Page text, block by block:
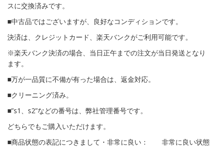
スに交換済みです。
■中古品ではございますが、良好なコンディションです。
決済は、クレジットカード、楽天バンクがご利用可能です。
※楽天バンク決済の場合、当日正午までの注文が当日発送となり
ます。
■万が一品質に不備が有った場合は、返金対応。
■クリーニング済み。
■”s1、s2”などの番号は、弊社管理番号です。
どちらでもご購入いただけます。
■商品状態の表記につきまして・非常に良い： 非常に良い状態